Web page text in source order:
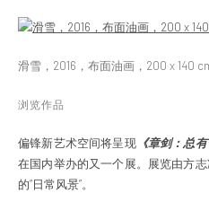
滑雪，2016，布面油画，200 x 140
浏览作品
偏锋新艺术空间将呈现《章剑：总有
在国内举办的又一个展。展览由方
的“日常风景”。